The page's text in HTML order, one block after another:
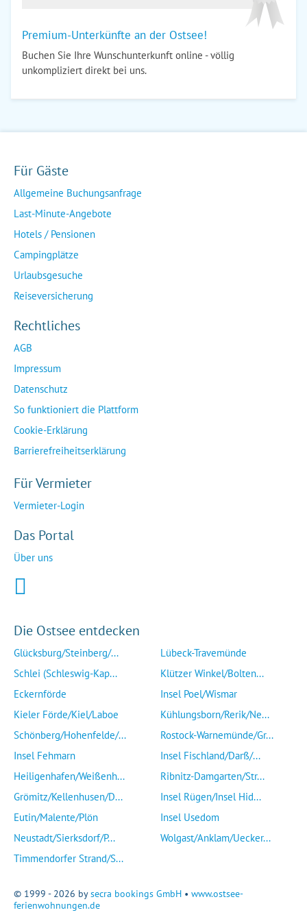
Premium-Unterkünfte an der Ostsee!
Buchen Sie Ihre Wunschunterkunft online - völlig
unkompliziert direkt bei uns.
Für Gäste
Allgemeine Buchungsanfrage
Last-Minute-Angebote
Hotels / Pensionen
Campingplätze
Urlaubsgesuche
Reiseversicherung
Rechtliches
AGB
Impressum
Datenschutz
So funktioniert die Plattform
Cookie-Erklärung
Barrierefreiheitserklärung
Für Vermieter
Vermieter-Login
Das Portal
Über uns
Die Ostsee entdecken
Glücksburg/Steinberg/...
Schlei (Schleswig-Kap...
Eckernförde
Kieler Förde/Kiel/Laboe
Schönberg/Hohenfelde/...
Insel Fehmarn
Heiligenhafen/Weißenh...
Grömitz/Kellenhusen/D...
Eutin/Malente/Plön
Neustadt/Sierksdorf/P...
Timmendorfer Strand/S...
Lübeck-Travemünde
Klützer Winkel/Bolten...
Insel Poel/Wismar
Kühlungsborn/Rerik/Ne...
Rostock-Warnemünde/Gr...
Insel Fischland/Darß/...
Ribnitz-Damgarten/Str...
Insel Rügen/Insel Hid...
Insel Usedom
Wolgast/Anklam/Uecker...
© 1999 - 2026 bysecra bookings GmbH • www.ostsee-
ferienwohnungen.de